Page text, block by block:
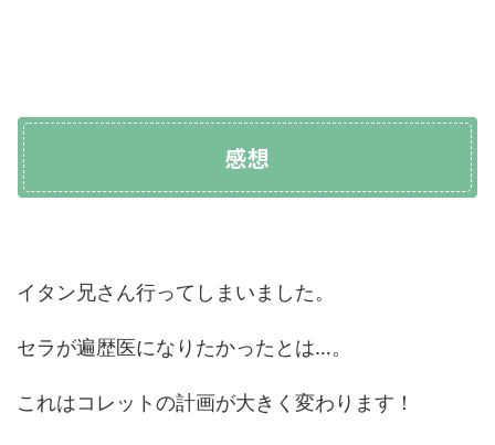
感想
イタン兄さん行ってしまいました。
セラが遍歴医になりたかったとは…。
これはコレットの計画が大きく変わります！